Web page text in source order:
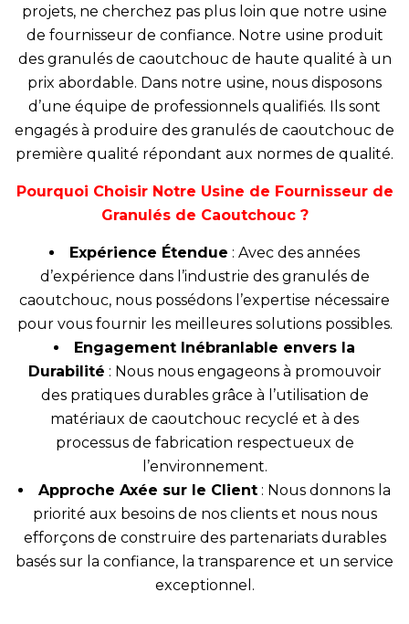
projets, ne cherchez pas plus loin que notre usine
de fournisseur de confiance. Notre usine produit
des granulés de caoutchouc de haute qualité à un
prix abordable. Dans notre usine, nous disposons
d’une équipe de professionnels qualifiés. Ils sont
engagés à produire des granulés de caoutchouc de
première qualité répondant aux normes de qualité.
Pourquoi Choisir Notre Usine de Fournisseur de
Granulés de Caoutchouc ?
Expérience Étendue : Avec des années
d’expérience dans l’industrie des granulés de
caoutchouc, nous possédons l’expertise nécessaire
pour vous fournir les meilleures solutions possibles.
Engagement Inébranlable envers la
Durabilité : Nous nous engageons à promouvoir
des pratiques durables grâce à l’utilisation de
matériaux de caoutchouc recyclé et à des
processus de fabrication respectueux de
l’environnement.
Approche Axée sur le Client : Nous donnons la
priorité aux besoins de nos clients et nous nous
efforçons de construire des partenariats durables
basés sur la confiance, la transparence et un service
exceptionnel.